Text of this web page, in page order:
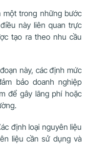
một trong những bước
này liên quan trực
tạo ra theo nhu cầu
này, các định mức
bảo doanh nghiệp
để gây lãng phí hoặc
định loại nguyên liệu
liệu cần sử dụng và